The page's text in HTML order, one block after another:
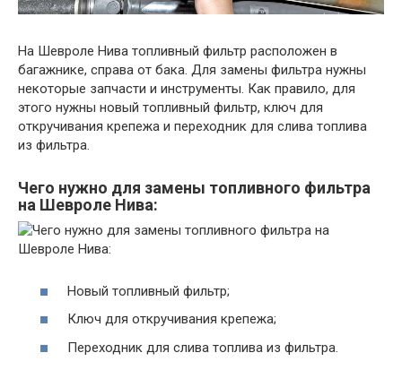
На Шевроле Нива топливный фильтр расположен в
багажнике, справа от бака. Для замены фильтра нужны
некоторые запчасти и инструменты. Как правило, для
этого нужны новый топливный фильтр, ключ для
откручивания крепежа и переходник для слива топлива
из фильтра.
Чего нужно для замены топливного фильтра
на Шевроле Нива:
Новый топливный фильтр;
Ключ для откручивания крепежа;
Переходник для слива топлива из фильтра.